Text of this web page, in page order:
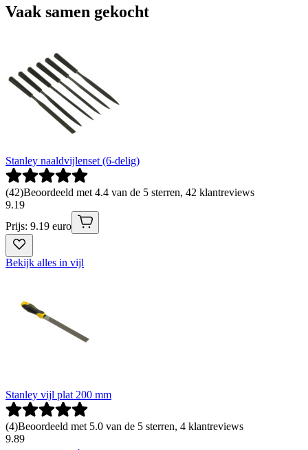
Vaak samen gekocht
Stanley naaldvijlenset (6-delig)
(42)Beoordeeld met 4.4 van de 5 sterren, 42 klantreviews
9.19
Prijs: 9.19 euro
Bekijk alles in vijl
Stanley vijl plat 200 mm
(4)Beoordeeld met 5.0 van de 5 sterren, 4 klantreviews
9.89